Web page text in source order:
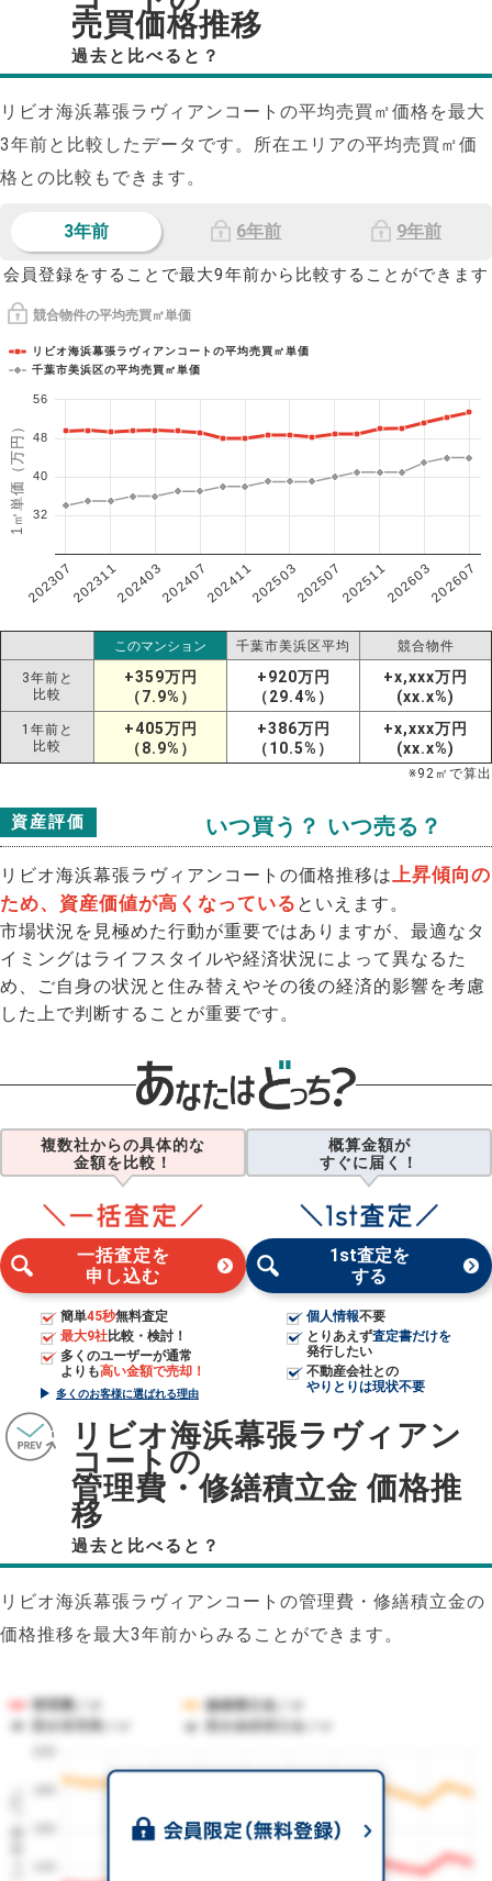
売買価格推移
過去と比べると？
リビオ海浜幕張ラヴィアンコートの平均売買㎡価格を最大
3年前と比較したデータです。所在エリアの平均売買㎡価
格との比較もできます。
3年前 6年前 9年前
会員登録をすることで最大9年前から比較することができます
競合物件の平均売買㎡単価
1㎡単価（万円）
リビオ海浜幕張ラヴィアンコートの平均売買㎡単価
千葉市美浜区の平均売買㎡単価
202307202311202403202407202411202503202507202511202603202607
32
40
48
56
このマンション 千葉市美浜区平均 競合物件
3年前と
比較
+359万円
（7.9%）
+920万円
（29.4%）
+x,xxx万円
(xx.x%)
1年前と
比較
+405万円
（8.9%）
+386万円
（10.5%）
+x,xxx万円
(xx.x%)
※92 ㎡で算出
資産評価 いつ買う？ いつ売る？
リビオ海浜幕張ラヴィアンコートの価格推移は 上昇傾向の
ため、資産価値が高くなっている といえます。
市場状況を見極めた行動が重要ではありますが、最適なタ
イミングはライフスタイルや経済状況によって異なるた
め、ご自身の状況と住み替えやその後の経済的影響を考慮
した上で判断することが重要です。
複数社からの具体的な
金額を比較！
一括査定を
申し込む
簡単45秒無料査定
最大9社比較・検討！
多くのユーザーが通常
よりも高い金額で売却！
多くのお客様に選ばれる理由
概算金額が
すぐに届く！
1st査定を
する
個人情報不要
とりあえず査定書だけを
発行したい
不動産会社との
やりとりは現状不要
リビオ海浜幕張ラヴィアン
コートの
管理費・修繕積立金 価格推
移
過去と比べると？
リビオ海浜幕張ラヴィアンコートの管理費・修繕積立金の
価格推移を最大3年前からみることができます。
1㎡単価（円）
管理費／㎡
修繕積立金／㎡
競合管理費／㎡
競合修繕積立金／㎡